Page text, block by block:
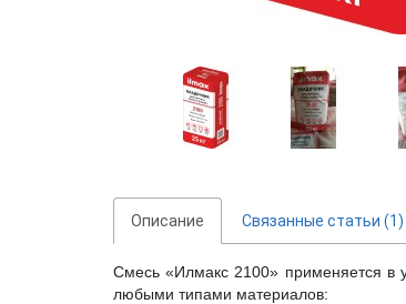
Описание Связанные статьи (1)
Смесь «Илмакс 2100» применяется в
любыми типами материалов: